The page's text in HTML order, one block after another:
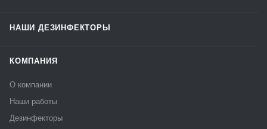
НАШИ ДЕЗИНФЕКТОРЫ
КОМПАНИЯ
О компании
Наши работы
Дезинфекторы